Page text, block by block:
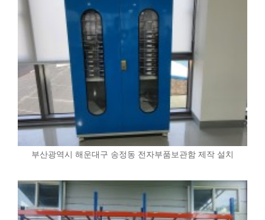
부산광역시 해운대구 송정동 전자부품보관함 제작 설치